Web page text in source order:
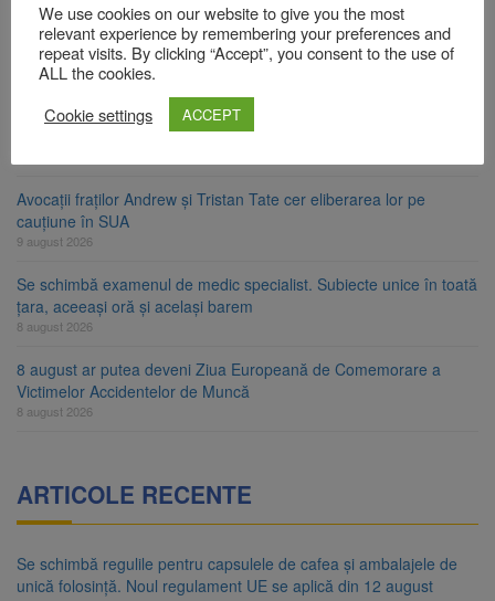
Zece troițe istorice din Șcheii Brașovului vor fi restaurate.
Contractul de finanțare a fost semnat
9 august 2026
La 97 de ani, a doborât propriul record mondial. Betty Bromage a
zburat din nou pe aripa unui avion
Avocații fraților Andrew și Tristan Tate cer eliberarea lor pe
cauțiune în SUA
9 august 2026
Se schimbă examenul de medic specialist. Subiecte unice în toată
țara, aceeași oră și același barem
8 august 2026
8 august ar putea deveni Ziua Europeană de Comemorare a
Victimelor Accidentelor de Muncă
8 august 2026
ARTICOLE RECENTE
Se schimbă regulile pentru capsulele de cafea și ambalajele de
unică folosință. Noul regulament UE se aplică din 12 august
We use cookies on our website to give you the most
relevant experience by remembering your preferences and
repeat visits. By clicking “Accept”, you consent to the use of
ALL the cookies.
Cookie settings
ACCEPT